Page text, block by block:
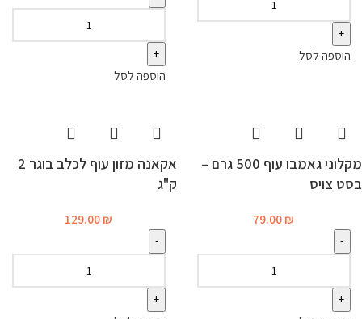
הוספה לסל
הוספה לסל
מקלוני גאמבו עוף 500 גרם –
בסט צויס
79.00 ₪
אקאנה מזון עוף לכלב בוגר 2
ק"ג
129.00 ₪